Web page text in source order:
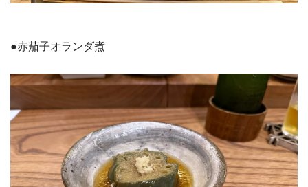
●赤茄子オランダ煮